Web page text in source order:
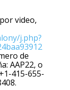
video,
j.php?
de
AAP22, o
415-655-